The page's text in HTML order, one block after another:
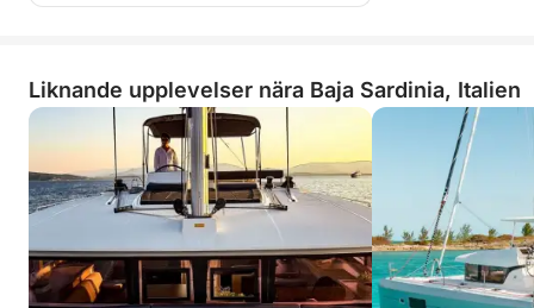
Liknande upplevelser nära Baja Sardinia, Italien